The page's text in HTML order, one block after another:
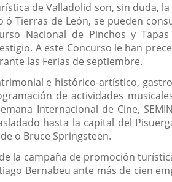
de Valladolid son, sin duda,
ó Tierras de León, se pueden
Nacional de Pinchos y
A este Concurso le han
las Ferias de septiembre.
e histórico-artístico,
de actividades
Internacional de Cine,
hasta la capital del
o Bruce Springsteen.
la campaña de promoción
Bernabeu ante más de cien